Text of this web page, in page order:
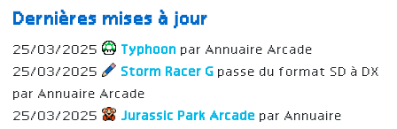
Dernières mises à jour
25/03/2025 Typhoon par Annuaire Arcade
25/03/2025
Storm Racer G passe du format SD à DX
par Annuaire Arcade
25/03/2025
Jurassic Park Arcade par Annuaire